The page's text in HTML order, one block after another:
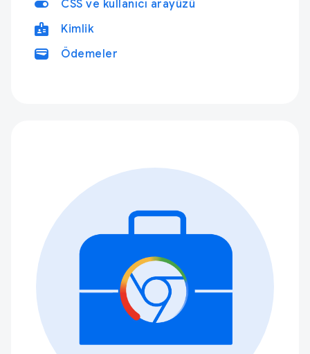
toggle_on CSS ve kullanıcı arayüzü
badge Kimlik
wallet Ödemeler